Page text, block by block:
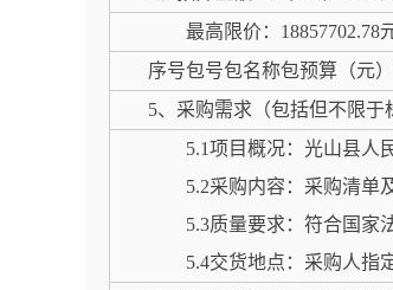
最高限价：18857702.78
序号包号包名称包预算（元
5、采购需求（包括但不限于
5.1项目概况：光山县人
5.2采购内容：采购清单
5.3质量要求：符合国家
5.4交货地点：采购人指